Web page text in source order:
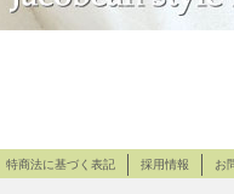
特商法に基づく表記 採用情報 お